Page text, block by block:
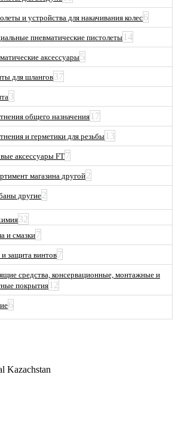
и устройства для накачивания колес6
пневматические пистолеты 14
аксессуары5
для шлангов37
3
общего назначения 17
и герметики для резьбы 13
аксессуары FT7
магазина другой2
другие2
32
и смазки7
защита винтов7
средства, консервационные, монтажные и
покрытия 12
6
Kazachstan